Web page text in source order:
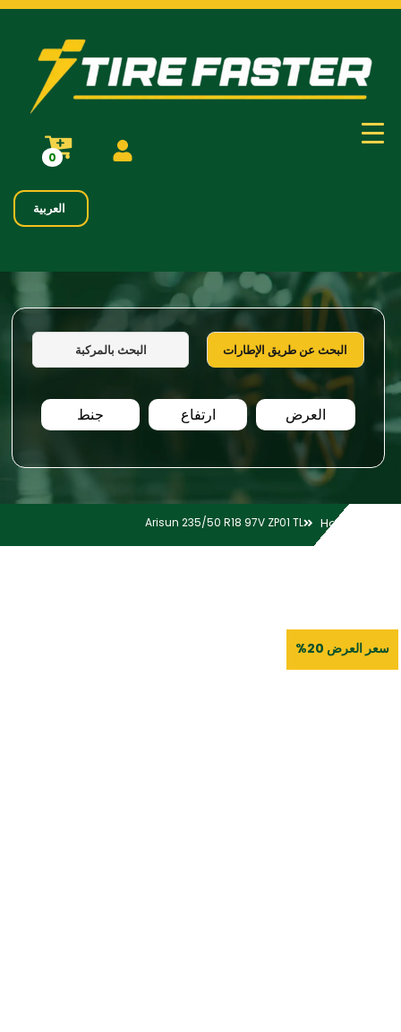
0
العربية
البحث عن طريق الإطارات البحث بالمركبة
العرض ارتفاع جنط
Home
Arisun 235/50 R18 97V ZP01 TL
سعر العرض 20%